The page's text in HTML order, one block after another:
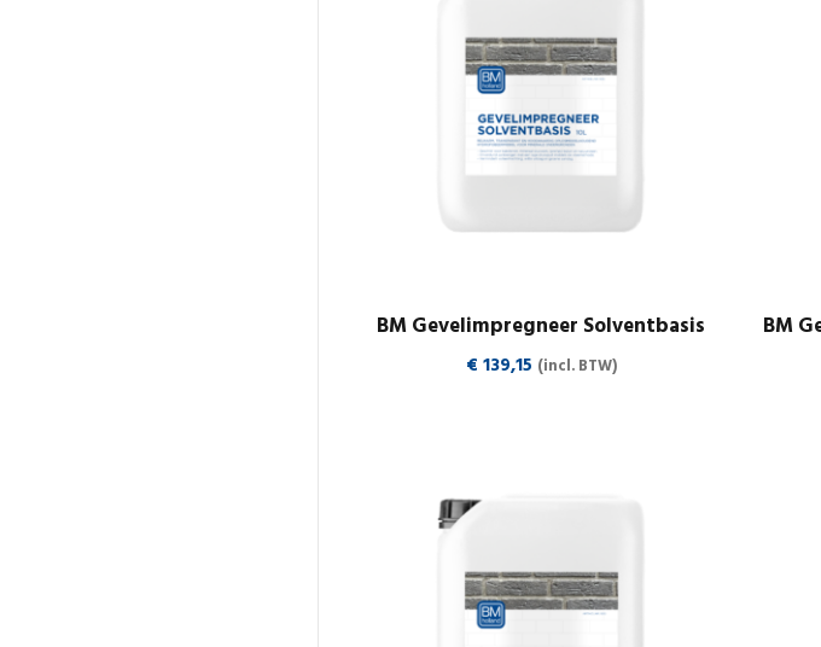
BM Gevelimpregneer Solventbasis
€ 139,15 (incl. BTW)
BM